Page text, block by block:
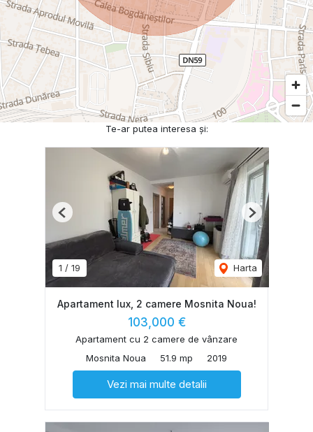
Te-ar putea interesa și:
1 / 19 Harta
Previous Next
Apartament lux, 2 camere Mosnita Noua!
103,000 €
Apartament cu 2 camere de vânzare
Mosnita Noua
51.9 mp 2019
Vezi mai multe detalii